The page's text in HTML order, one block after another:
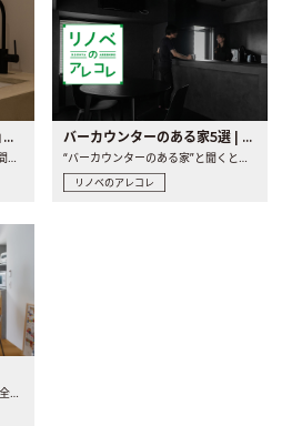
洗面所・洗面台リノベーションの事例と間取りアイデア バーカウンターのある家5選 | 日常に馴染む“距離の近い”キッチンとは
リノベのアレコレ
nuアドバイザー早見の家の話を、全4話でお届け。リノベーションを..